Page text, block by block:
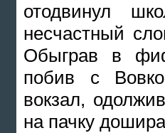
отодвинул
несчастный
Обыграв в
побив с
вокзал,
на пачку